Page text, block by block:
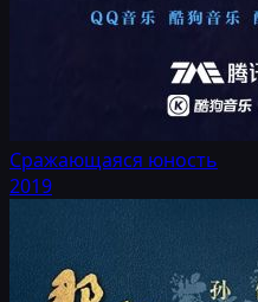
Сражающаяся юность
2019